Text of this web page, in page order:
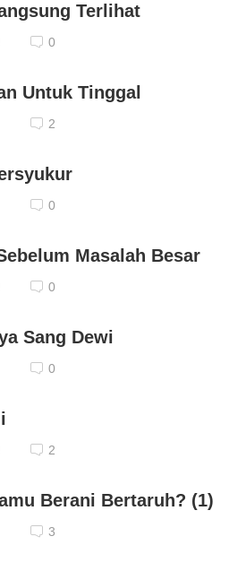
Terlihat
0
Untuk Tinggal
2
0
Masalah Besar
0
Sang Dewi
0
2
Berani Bertaruh? (1)
3